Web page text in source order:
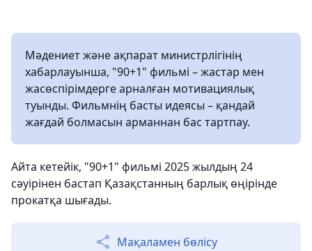
Мәдениет және ақпарат министрлігінің
хабарлауынша, "90+1" фильмі – жастар мен
жасөспірімдерге арналған мотивациялық
туынды. Фильмнің басты идеясы – қандай
жағдай болмасын арманнан бас тартпау.
Айта кетейік, "90+1" фильмі 2025 жылдың 24
сәуірінен бастап Қазақстанның барлық өңірінде
прокатқа шығады.
Мақаламен бөлісу